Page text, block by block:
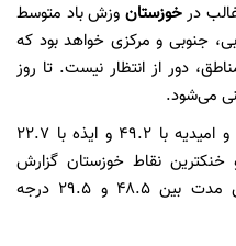
درخوزستان وزش باد متوسط
جنوبی و مرکزی خواهد بود که
دور از انتظار نیست. تا روز
می‌شود.
او افزود: در شبانه‌روز گذشته، شوش و امیدیه با ۴۹.۲ و ایذه با ۲۲.۷
خنکترین نقاط خوزستان گزارش
شده‌اند. تغییرات دمای اهواز در این مدت بین ۴۸.۵ و ۲۹.۵ درجه